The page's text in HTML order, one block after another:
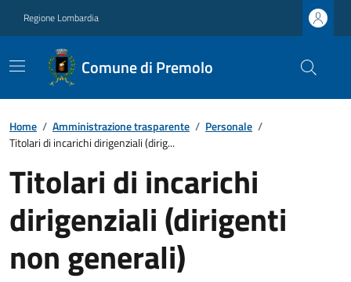
Regione Lombardia
Comune di Premolo
Home / Amministrazione trasparente / Personale /
Titolari di incarichi dirigenziali (dirig...
Titolari di incarichi
dirigenziali (dirigenti
non generali)